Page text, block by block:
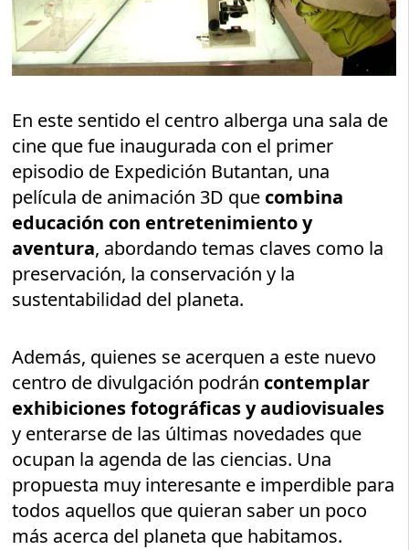
En este sentido el centro alberga una sala de
cine que fue inaugurada con el primer
episodio de Expedición Butantan, una
película de animación 3D que combina
educación con entretenimiento y
aventura, abordando temas claves como la
preservación, la conservación y la
sustentabilidad del planeta.
Además, quienes se acerquen a este nuevo
centro de divulgación podrán contemplar
exhibiciones fotográficas y audiovisuales
y enterarse de las últimas novedades que
ocupan la agenda de las ciencias. Una
propuesta muy interesante e imperdible para
todos aquellos que quieran saber un poco
más acerca del planeta que habitamos.